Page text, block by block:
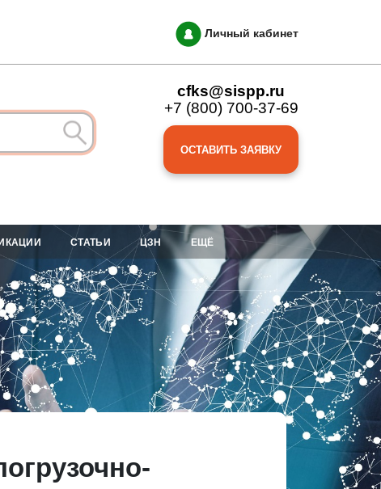
Личный кабинет
cfks@sispp.ru
+7 (800) 700-37-69
ОСТАВИТЬ ЗАЯВКУ
СТАТЬИ ЦЗН ЕЩЁ